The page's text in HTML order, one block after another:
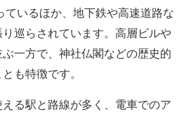
ているほか、地下鉄や高速道路な
巡らされています。高層ビルや
一方で、神社仏閣などの歴史的
も特徴です。
る駅と路線が多く、電車でのア